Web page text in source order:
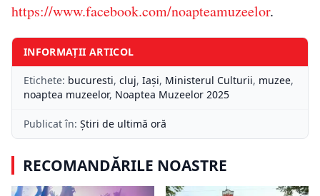
https://www.facebook.com/noapteamuzeelor.
INFORMAȚII ARTICOL
Etichete: bucuresti, cluj, Iași, Ministerul Culturii, muzee,
noaptea muzeelor, Noaptea Muzeelor 2025
Publicat în: Știri de ultimă oră
RECOMANDĂRILE NOASTRE